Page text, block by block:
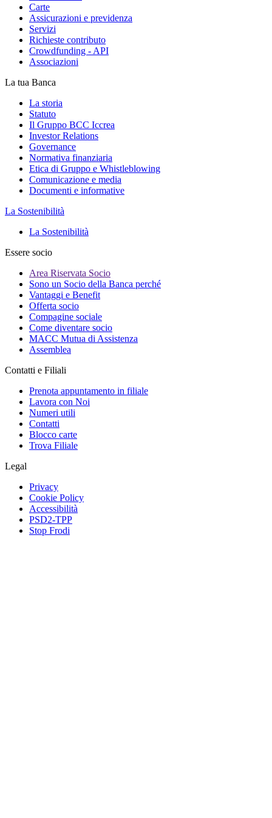
Carte
Assicurazioni e previdenza
Servizi
Richieste contributo
Crowdfunding - API
Associazioni
La tua Banca
La storia
Statuto
Il Gruppo BCC Iccrea
Investor Relations
Governance
Normativa finanziaria
Etica di Gruppo e Whistleblowing
Comunicazione e media
Documenti e informative
La Sostenibilità
La Sostenibilità
Essere socio
Area Riservata Socio
Sono un Socio della Banca perché
Vantaggi e Benefit
Offerta socio
Compagine sociale
Come diventare socio
MACC Mutua di Assistenza
Assemblea
Contatti e Filiali
Prenota appuntamento in filiale
Lavora con Noi
Numeri utili
Contatti
Blocco carte
Trova Filiale
Legal
Privacy
Cookie Policy
Accessibilità
PSD2-TPP
Stop Frodi